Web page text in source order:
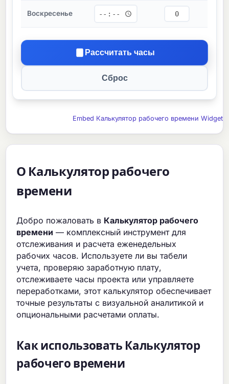
Воскресенье
Рассчитать часы
Сброс
Embed Калькулятор рабочего времени Widget
О Калькулятор рабочего
времени
Добро пожаловать в Калькулятор рабочего
времени — комплексный инструмент для
отслеживания и расчета еженедельных
рабочих часов. Используете ли вы табели
учета, проверяю заработную плату,
отслеживаете часы проекта или управляете
переработками, этот калькулятор обеспечивает
точные результаты с визуальной аналитикой и
опциональными расчетами оплаты.
Как использовать Калькулятор
рабочего времени